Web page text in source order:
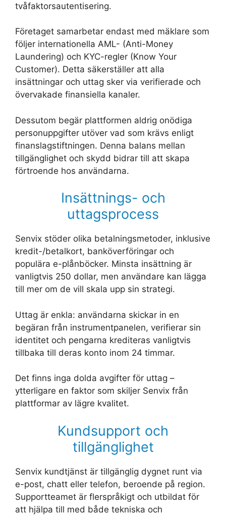
tvåfaktorsautentisering.
Företaget samarbetar endast med mäklare som
följer internationella AML- (Anti-Money
Laundering) och KYC-regler (Know Your
Customer). Detta säkerställer att alla
insättningar och uttag sker via verifierade och
övervakade finansiella kanaler.
Dessutom begär plattformen aldrig onödiga
personuppgifter utöver vad som krävs enligt
finanslagstiftningen. Denna balans mellan
tillgänglighet och skydd bidrar till att skapa
förtroende hos användarna.
Insättnings- och
uttagsprocess
Senvix stöder olika betalningsmetoder, inklusive
kredit-/betalkort, banköverföringar och
populära e-plånböcker. Minsta insättning är
vanligtvis 250 dollar, men användare kan lägga
till mer om de vill skala upp sin strategi.
Uttag är enkla: användarna skickar in en
begäran från instrumentpanelen, verifierar sin
identitet och pengarna krediteras vanligtvis
tillbaka till deras konto inom 24 timmar.
Det finns inga dolda avgifter för uttag –
ytterligare en faktor som skiljer Senvix från
plattformar av lägre kvalitet.
Kundsupport och
tillgänglighet
Senvix kundtjänst är tillgänglig dygnet runt via
e-post, chatt eller telefon, beroende på region.
Supportteamet är flerspråkigt och utbildat för
att hjälpa till med både tekniska och